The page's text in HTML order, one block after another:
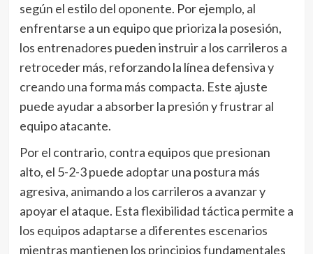
según el estilo del oponente. Por ejemplo, al
enfrentarse a un equipo que prioriza la posesión,
los entrenadores pueden instruir a los carrileros a
retroceder más, reforzando la línea defensiva y
creando una forma más compacta. Este ajuste
puede ayudar a absorber la presión y frustrar al
equipo atacante.
Por el contrario, contra equipos que presionan
alto, el 5-2-3 puede adoptar una postura más
agresiva, animando a los carrileros a avanzar y
apoyar el ataque. Esta flexibilidad táctica permite a
los equipos adaptarse a diferentes escenarios
mientras mantienen los principios fundamentales